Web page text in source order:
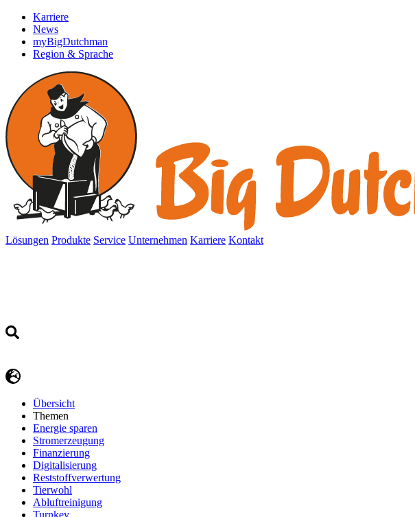
Karriere
News
myBigDutchman
Region & Sprache
Lösungen Produkte Service Unternehmen Karriere Kontakt
Übersicht
Themen
Energie sparen
Stromerzeugung
Finanzierung
Digitalisierung
Reststoffverwertung
Tierwohl
Abluftreinigung